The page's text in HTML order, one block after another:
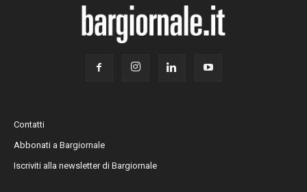
Contatti
Abbonati a Bargiornale
Iscriviti alla newsletter di Bargiornale